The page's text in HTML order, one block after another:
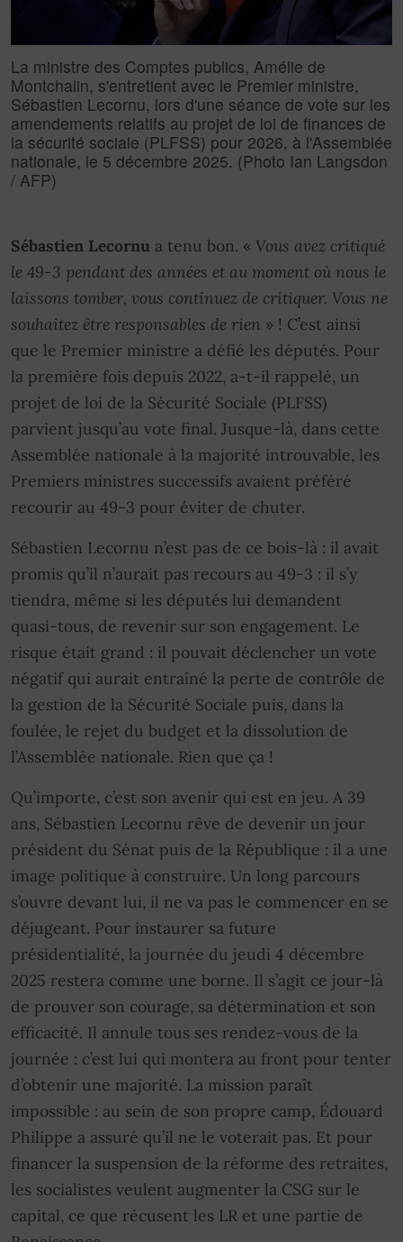
La ministre des Comptes publics, Amélie de
Montchalin, s'entretient avec le Premier ministre,
Sébastien Lecornu, lors d'une séance de vote sur les
amendements relatifs au projet de loi de finances de
la sécurité sociale (PLFSS) pour 2026, à l'Assemblée
nationale, le 5 décembre 2025. (Photo Ian Langsdon
/ AFP)
Sébastien Lecornu a tenu bon. « Vous avez critiqué
le 49-3 pendant des années et au moment où nous le
laissons tomber, vous continuez de critiquer. Vous ne
souhaitez être responsables de rien » ! C’est ainsi
que le Premier ministre a défié les députés. Pour
la première fois depuis 2022, a-t-il rappelé, un
projet de loi de la Sécurité Sociale (PLFSS)
parvient jusqu’au vote final. Jusque-là, dans cette
Assemblée nationale à la majorité introuvable, les
Premiers ministres successifs avaient préféré
recourir au 49-3 pour éviter de chuter.
Sébastien Lecornu n’est pas de ce bois-là : il avait
promis qu’il n’aurait pas recours au 49-3 : il s’y
tiendra, même si les députés lui demandent
quasi-tous, de revenir sur son engagement. Le
risque était grand : il pouvait déclencher un vote
négatif qui aurait entraîné la perte de contrôle de
la gestion de la Sécurité Sociale puis, dans la
foulée, le rejet du budget et la dissolution de
l’Assemblée nationale. Rien que ça !
Qu’importe, c’est son avenir qui est en jeu. A 39
ans, Sébastien Lecornu rêve de devenir un jour
président du Sénat puis de la République : il a une
image politique à construire. Un long parcours
s’ouvre devant lui, il ne va pas le commencer en se
déjugeant. Pour instaurer sa future
présidentialité, la journée du jeudi 4 décembre
2025 restera comme une borne. Il s’agit ce jour-là
de prouver son courage, sa détermination et son
efficacité. Il annule tous ses rendez-vous de la
journée : c’est lui qui montera au front pour tenter
d’obtenir une majorité. La mission paraît
impossible : au sein de son propre camp, Édouard
Philippe a assuré qu’il ne le voterait pas. Et pour
financer la suspension de la réforme des retraites,
les socialistes veulent augmenter la CSG sur le
capital, ce que récusent les LR et une partie de